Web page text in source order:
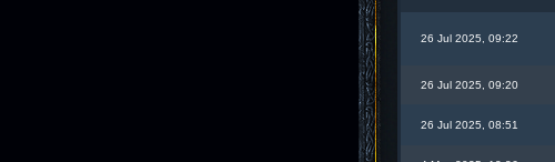
26 Jul 2025, 09:22
26 Jul 2025, 09:20
26 Jul 2025, 08:51